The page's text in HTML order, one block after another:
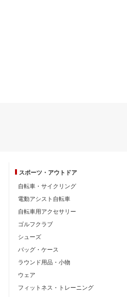
スポーツ・ アウトドア
自転車・サイクリング
電動アシスト自転車
自転車用アクセサリー
ゴルフクラブ
シューズ
バッグ・ケース
ラウンド用品・小物
ウェア
フィットネス・トレーニング